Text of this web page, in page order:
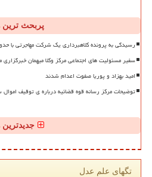
پربحث ترین
رسیدگی به پرونده کلاهبرداری یک شرکت مهاجرتی با حدود ۳۰۰ شاکی در دادسرای
سفیر مسئولیت های اجتماعی مرکز وکلا میهمان
امید بهزاد و پوریا صفوت اعدام شدند
توضیحات مرکز رسانه قوه قضائیه درباره ی توقیف
جدیدترین
تگهای علم عدل